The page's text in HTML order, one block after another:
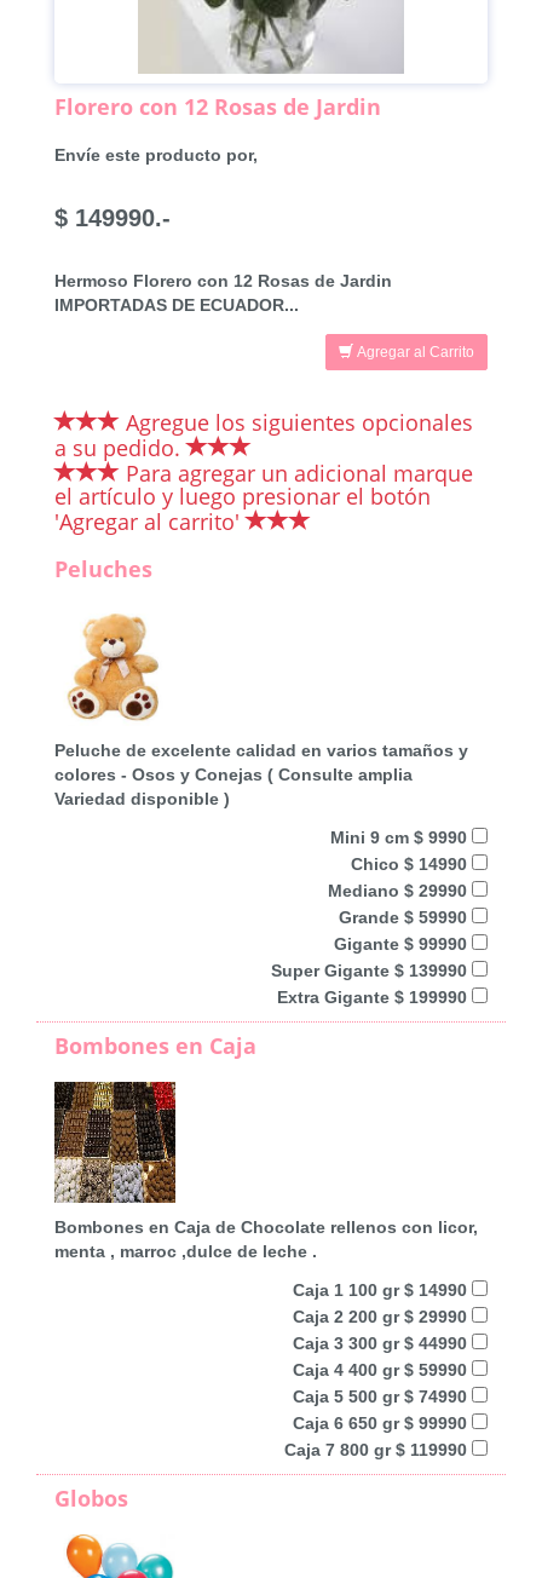
Florero con 12 Rosas de Jardin
Envíe este producto por,
$ 149990.-
Hermoso Florero con 12 Rosas de Jardin
IMPORTADAS DE ECUADOR...
Agregar al Carrito
Agregue los siguientes opcionales
a su pedido.
Para agregar un adicional marque
el artículo y luego presionar el botón
'Agregar al carrito'
Peluches
Peluche de excelente calidad en varios tamaños y
colores - Osos y Conejas ( Consulte amplia
Variedad disponible )
Mini 9 cm $ 9990
Chico $ 14990
Mediano $ 29990
Grande $ 59990
Gigante $ 99990
Super Gigante $ 139990
Extra Gigante $ 199990
Bombones en Caja
Bombones en Caja de Chocolate rellenos con licor,
menta , marroc ,dulce de leche .
Caja 1 100 gr $ 14990
Caja 2 200 gr $ 29990
Caja 3 300 gr $ 44990
Caja 4 400 gr $ 59990
Caja 5 500 gr $ 74990
Caja 6 650 gr $ 99990
Caja 7 800 gr $ 119990
Globos